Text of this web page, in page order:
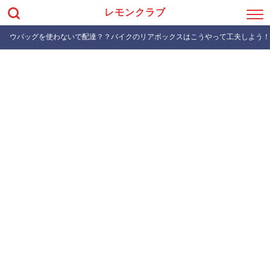
レモンクラブ
ウバッグを使わないで配達？？バイクのリアボックスはこうやって工夫しよう